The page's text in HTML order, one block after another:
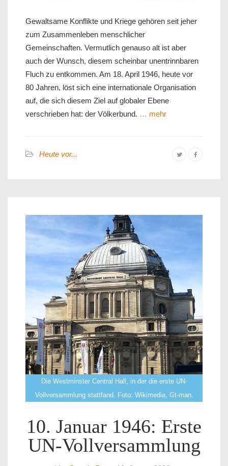
Gewaltsame Konflikte und Kriege gehören seit jeher
zum Zusammenleben menschlicher
Gemeinschaften. Vermutlich genauso alt ist aber
auch der Wunsch, diesem scheinbar unentrinnbaren
Fluch zu entkommen. Am 18. April 1946, heute vor
80 Jahren, löst sich eine internationale Organisation
auf, die sich diesem Ziel auf globaler Ebene
verschrieben hat: der Völkerbund. … mehr
Heute vor...
Die Westminster Central Hall, in der die erste UN-
Vollversammlung stattfand. Foto: Wikimedia, Gt-man.
10. Januar 1946: Erste
UN-Vollversammlung